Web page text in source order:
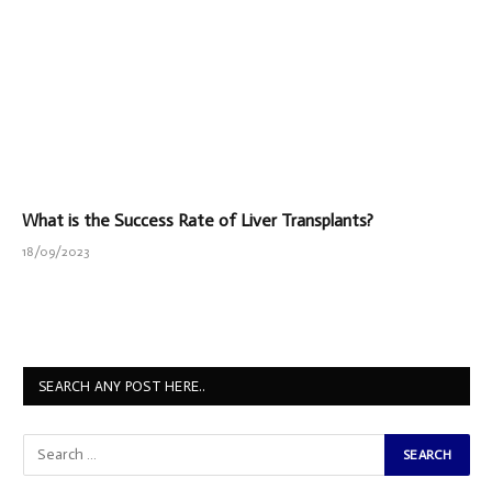
What is the Success Rate of Liver Transplants?
18/09/2023
SEARCH ANY POST HERE..